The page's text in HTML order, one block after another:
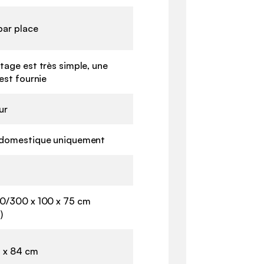
place
est très simple, une
fournie
uniquement
300 x 100 x 75 cm
x 84 cm